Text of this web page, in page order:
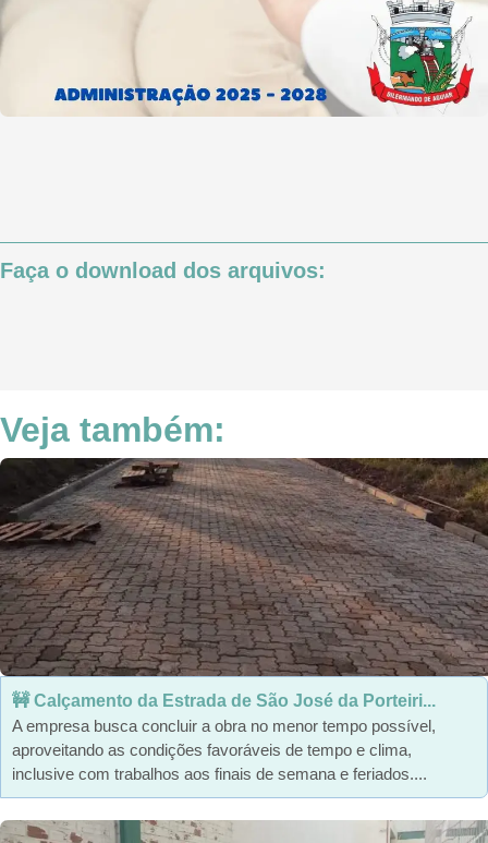
Faça o download dos arquivos:
Veja também:
🚧 Calçamento da Estrada de São José da Porteiri...
A empresa busca concluir a obra no menor tempo possível,
aproveitando as condições favoráveis de tempo e clima,
inclusive com trabalhos aos finais de semana e feriados....